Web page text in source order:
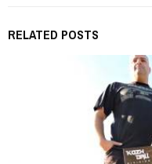
RELATED POSTS